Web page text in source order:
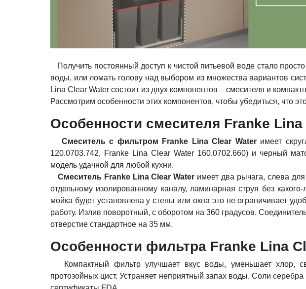
Получить постоянный доступ к чистой питьевой воде стало
воды, или ломать голову над выбором из множества вариантов
Lina Clear Water состоит из двух компонентов – смесителя и
Рассмотрим особенности этих компонентов, чтобы убедиться, что
Особенности смесителя Franke Lina
Смеситель с фильтром Franke Lina Clear Water имеет
120.0703.742, Franke Lina Clear Water 160.0702.660) и черный
модель удачной для любой кухни.
Смеситель Franke Lina Clear Water имеет два рычага, слева
отдельному изолированному каналу, ламинарная струя без
мойка будет установлена ​​у стены или окна это не ограничивает
работу. Излив поворотный, с оборотом на 360 градусов.
отверстие стандартное на 35 мм.
Особенности фильтра Franke Lina
Компактный фильтр улучшает вкус воды, уменьшает хлор,
протозойных цист. Устраняет неприятный запах воды. Соли